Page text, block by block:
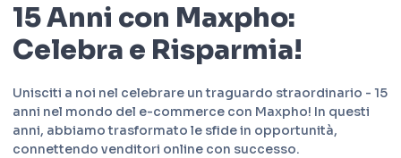
15 Anni con Maxpho:
Celebra e Risparmia!
Unisciti a noi nel celebrare un traguardo straordinario - 15
anni nel mondo del e-commerce con Maxpho! In questi
anni, abbiamo trasformato le sfide in opportunità,
connettendo venditori online con successo.